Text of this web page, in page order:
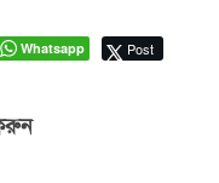
Whatsapp Post